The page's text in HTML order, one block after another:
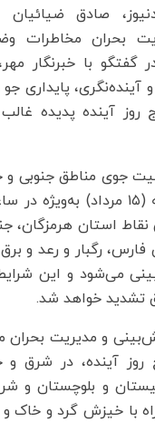
صادق
بحران مخاطرات
گفتگو با خبرنگار
پایداری جو
روز آینده پدیده
جوی مناطق جنوبی
افزود: روز چهارشنبه (۱۵
نقاط استان
رگبار و رعد و
تشدید خواهد شد.
و مدیریت بحران
روز آینده، در شرق
و بلوچستان و
با خیزش گرد و خاک و